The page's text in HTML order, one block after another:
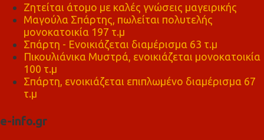
Ζητείται άτομο με καλές γνώσεις μαγειρικής
Μαγούλα Σπάρτης, πωλείται πολυτελής
μονοκατοικία 197 τ.μ
Σπάρτη - Ενοικιάζεται διαμέρισμα 63 τ.μ
Πικουλιάνικα Μυστρά, ενοικιάζεται μονοκατοικία
100 τ.μ
Σπάρτη, ενοικιάζεται επιπλωμένο διαμέρισμα 67
τ.μ
e-info.gr